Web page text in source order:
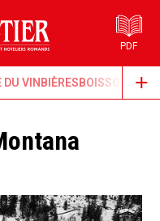
PDF
DU VINBIÈRESBOISSONS &